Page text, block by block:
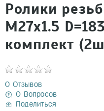
Ролики
М27х1.5
комплект
0 Отзывов
0 Вопросов
Поделиться